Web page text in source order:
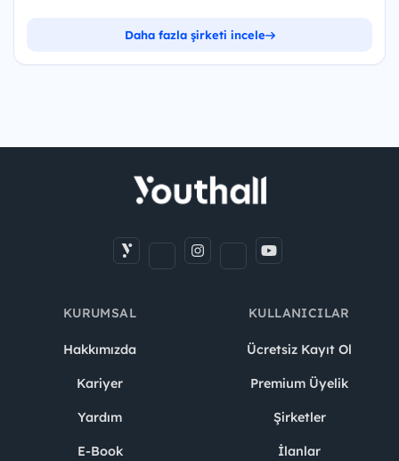
Daha fazla şirketi incele
KURUMSAL
Hakkımızda
Kariyer
Yardım
E-Book
KULLANICILAR
Ücretsiz Kayıt Ol
Premium Üyelik
Şirketler
İlanlar